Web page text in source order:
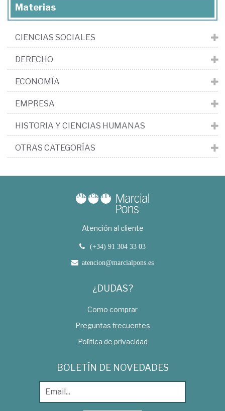
Materias
CIENCIAS SOCIALES
DERECHO
ECONOMÍA
EMPRESA
HISTORIA Y CIENCIAS HUMANAS
OTRAS CATEGORÍAS
Atención al cliente
(+34) 91 304 33 03
atencion@marcialpons.es
¿DUDAS?
Como comprar
Preguntas frecuentes
Política de privacidad
BOLETÍN DE NOVEDADES